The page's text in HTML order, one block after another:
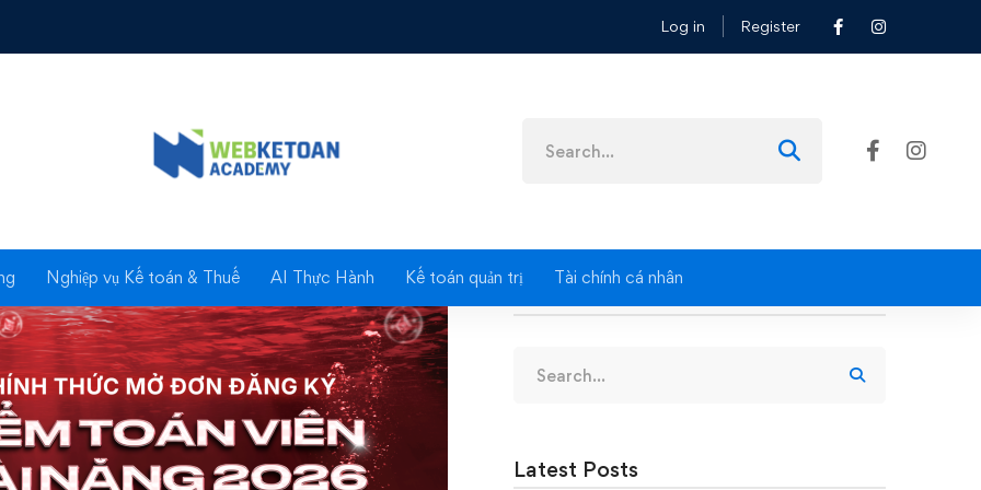
Log in Register
for:
Nghiệp vụ Kế toán & Thuế AI Thực Hành Kế toán quản trị Tài chính cá nhân
TOÁN VIÊN TÀI NĂNG 2026 CHÍNH THỨC MỞ ĐƠN ĐĂNG KÝ VÒNG 1: TEST ONLINE & TEST OFFLINE 💥
for:
Latest Posts